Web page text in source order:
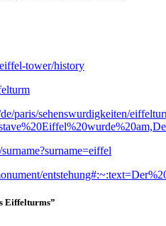
tower/history
paris/sehenswurdigkeiten/
Eiffelturms”